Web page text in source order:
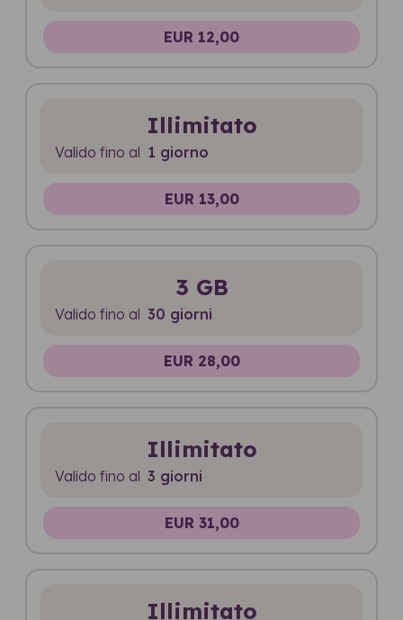
EUR 12,00
Illimitato
Valido fino al 1 giorno
EUR 13,00
3 GB
Valido fino al 30 giorni
EUR 28,00
Illimitato
Valido fino al 3 giorni
EUR 31,00
Illimitato